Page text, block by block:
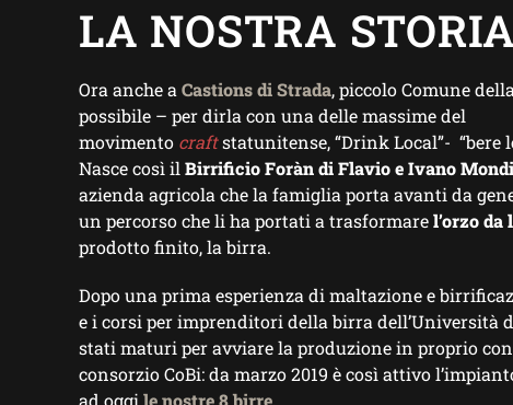
LA NOSTRA STORIA
Ora anche a Castions di Strada, piccolo Comune
possibile – per dirla con una delle massime del
movimento craftstatunitense, “Drink Local”- “bere
Nasce così il Birrificio Foràn di Flavio e Ivano
azienda agricola che la famiglia porta avanti da
un percorso che li ha portati a trasformarel’orzo
prodotto finito, la birra.
Dopo una prima esperienza di maltazione e
e i corsi per imprenditori della birra dell’Università
stati maturi per avviare la produzione in proprio
consorzio CoBi: da marzo 2019 è così attivo
ad oggi le nostre 8 birre.